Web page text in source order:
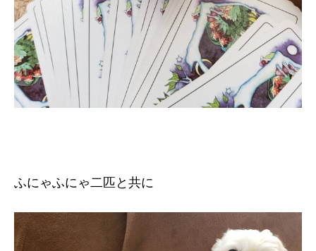
ふにゃふにゃ二匹と共に